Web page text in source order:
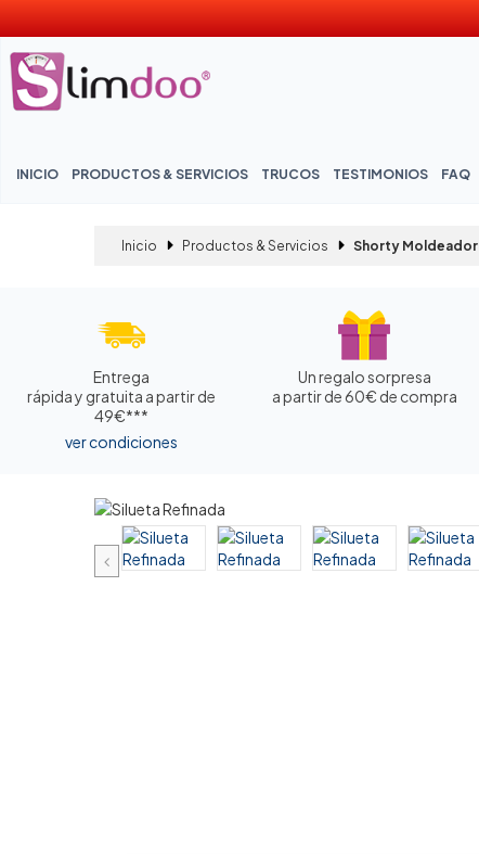
INICIO PRODUCTOS & SERVICIOS TRUCOS TESTIMONIOS FAQ
Inicio Productos & Servicios Shorty Moldeador
Entrega
rápida y gratuita a partir de
49€***
ver condiciones
Un regalo sorpresa
a partir de 60€ de compra